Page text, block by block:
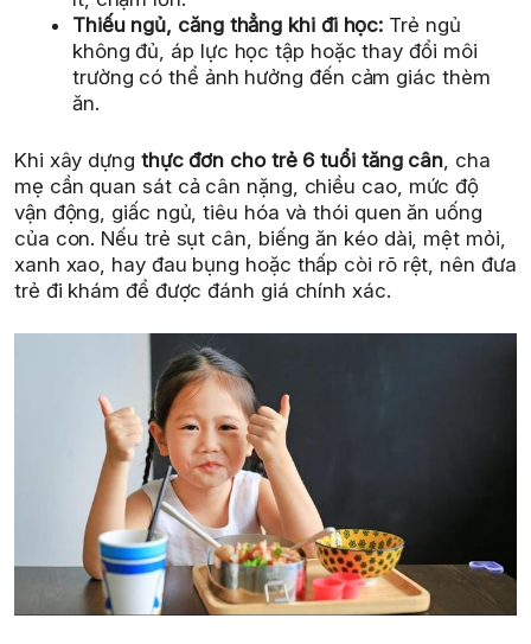
Thiếu ngủ, căng thẳng khi đi học: Trẻ ngủ
không đủ, áp lực học tập hoặc thay đổi môi
trường có thể ảnh hưởng đến cảm giác thèm
ăn.
Khi xây dựng thực đơn cho trẻ 6 tuổi tăng cân , cha
mẹ cần quan sát cả cân nặng, chiều cao, mức độ
vận động, giấc ngủ, tiêu hóa và thói quen ăn uống
của con. Nếu trẻ sụt cân, biếng ăn kéo dài, mệt mỏi,
xanh xao, hay đau bụng hoặc thấp còi rõ rệt, nên đưa
trẻ đi khám để được đánh giá chính xác.